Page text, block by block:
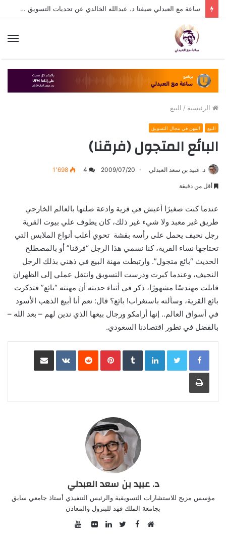
ساعة مع العبدلي ضيفنا د. عبدالله الخالدي عن تحديات التسويق في القطاع الثالث مع د. عبيد العبدلي
الرئيسية / البيع
البيع المهن في مجال التسويق
البائع المتجول (فرقنا)
د. عبيد بن سعد العبدلي 2009/07/20
4 1٬698
أقل من دقيقة
عندما كنت صغيرًا أعيش في قرية وادعة صلتها بالعالم الخارجي
طريق غير معبد ولا شيء غير ذلك، كان يطوف علي بيوت القرية
رجل نحيف يحمل على رأسه بقشة تحوي أغلب أنواع الملابس التي
تحتاجها نساء القرية، كنا نسمي هذا الرجل “فرقنا” أو بالمصطلح
الحديث “بائع متجول”. وارتبطت مهنة البيع في ذهني بذلك الرجل
النحيف، وعندما كبرت ودرست التسويق وانتقل عملي إلى الظهران
قابلت مهندسًا مشهورًا، ذكر في أثناء حديثه أن مهنته “بائع” فتذكرت
بائع القرية، وسألته باستغراب! بائع؟ قال: نعم أنا أبيع الذهب الأسود
في أسواق العالم.. إنها أرامكو ورجال بيعها الذي ندين لهم – بعد الله –
بالفضل في تطور اقتصادنا السعودي.
LinkedIn
Pinterest مشاركة عبر البريد
طباعة
د. عبيد بن سعد العبدلي
مؤسس مزيج للاستشارات التسويقية والرئيس التنفيذي أستاذ جامعي سابق
بجامعة الملك فهد للبترول والمعادن
Facebook